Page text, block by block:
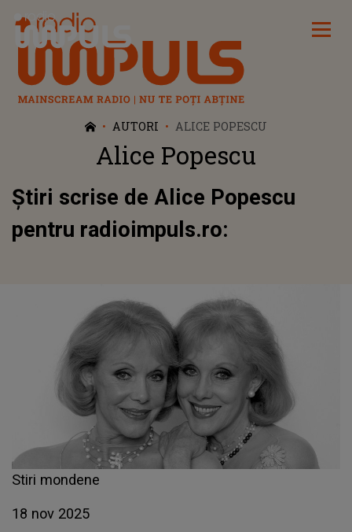
Radio Impuls
AUTORI ALICE POPESCU
Alice Popescu
Știri scrise de Alice Popescu
pentru radioimpuls.ro:
Stiri mondene
18 nov 2025